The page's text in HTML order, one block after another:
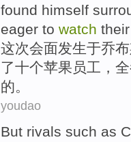
found himself
eager to watch their
这次会面发生于乔
了十个苹果 员工 ，
的。
youdao
But rivals such as